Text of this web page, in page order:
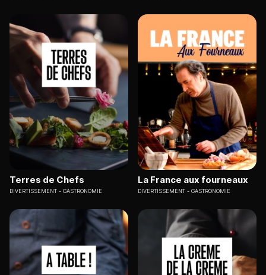
Terres de Chefs
DIVERTISSEMENT GASTRONOMIE
La France aux fourneaux
DIVERTISSEMENT GASTRONOMIE